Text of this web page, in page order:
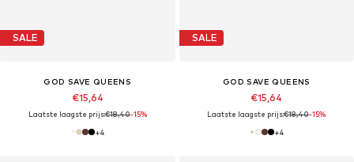
SALE
GOD SAVE QUEENS
€15,64
Laatste laagste prijs:€18,40-15%
+4
SALE
GOD SAVE QUEENS
€15,64
Laatste laagste prijs:€18,40-15%
+4